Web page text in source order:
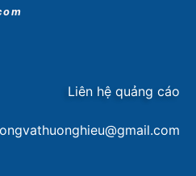
Liên hệ quảng cáo